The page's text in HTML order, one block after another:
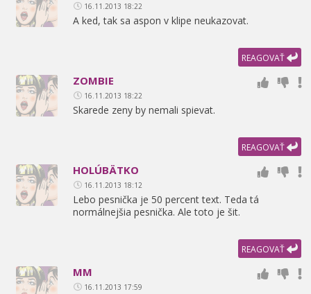
16.11.2013 18:22
A ked, tak sa aspon v klipe neukazovat.
REAGOVAŤ
ZOMBIE
16.11.2013 18:22
Skarede zeny by nemali spievat.
REAGOVAŤ
HOLÚBÄTKO
16.11.2013 18:12
Lebo pesnička je 50 percent text. Teda tá
normálnejšia pesnička. Ale toto je šit.
REAGOVAŤ
MM
16.11.2013 17:59